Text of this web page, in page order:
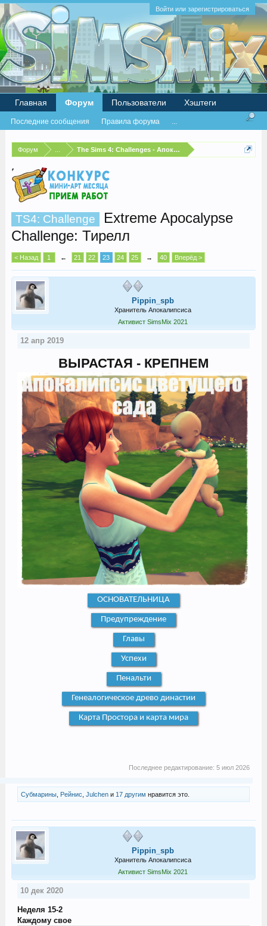
Войти или зарегистрироваться
Форум The Sims 4: Challenges - Апокалипсис
TS4: Challenge
Extreme Apocalypse
Challenge: Тирелл
< Назад 1 ← 21 22 23 24 25 → 40 Вперёд >
Pippin_spb
Хранитель Апокалипсиса
Активист SimsMix 2021
12 апр 2019
ВЫРАСТАЯ - КРЕПНЕМ
ОСНОВАТЕЛЬНИЦА
Предупреждение
Главы
Успехи
Пенальти
Генеалогическое древо династии
Карта Простора и карта мира
Последнее редактирование:5 июл 2026
Субмарины, Рейнис Julchenи 17 другим нравится это.
Pippin_spb
Хранитель Апокалипсиса
Активист SimsMix 2021
10 дек 2020
Неделя 15-2
Каждому свое
Главная Форум
Последние сообщения Правила форума ...
Пользователи Хэштеги